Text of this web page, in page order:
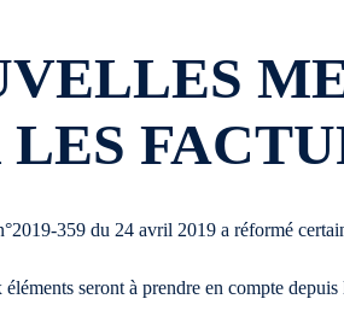
LES
359 du 24 avril 2019 a réformé
seront à prendre en compte